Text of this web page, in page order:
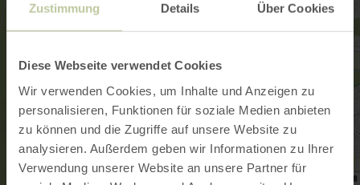
Zustimmung Details Über Cookies
Diese Webseite verwendet Cookies
Wir verwenden Cookies, um Inhalte und Anzeigen zu
personalisieren, Funktionen für soziale Medien anbieten
zu können und die Zugriffe auf unsere Website zu
analysieren. Außerdem geben wir Informationen zu Ihrer
Verwendung unserer Website an unsere Partner für